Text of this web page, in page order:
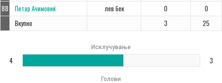
88
Петар Ачимовиќ лев бек 0
0
Вкупно
3 25
Исклучување
4 3
Голови